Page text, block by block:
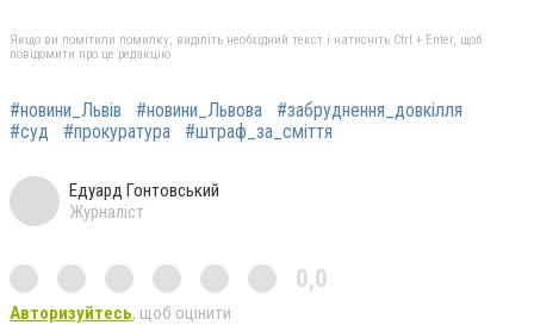
Якщо ви помітили помилку, виділіть необхідний текст і натисніть Ctrl + Enter, щоб
повідомити про це редакцію
#новини_Львів #новини_Львова
#забруднення_довкілля
#суд
#прокуратура #штраф_за_сміття
Едуард Гонтовський
Журналіст
0,0
Авторизуйтесь, щоб оцінити